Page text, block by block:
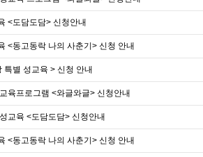
<도담도담> 신청안내
<동고동락 나의 사춘기> 신청 안내
특별 성교육 > 신청 안내
육프로그램 <와글와글> 신청안내
교육 <도담도담> 신청안내
<동고동락 나의 사춘기> 신청 안내